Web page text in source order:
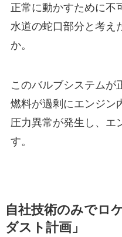
正常に動かすために不
水道の蛇口部分と考え
か。
このバルブシステムが
燃料が過剰にエンジン
圧力異常が発生し、エ
す。
自社技術のみでロ
ダスト計画」